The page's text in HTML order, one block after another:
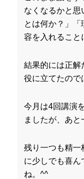
なくなるかと思
とは何か？」
容を入れること
結果的には正解
役に立てたので
今月は4回講演
ましたが、あと
残り一つも精一
に少しでも喜ん
ね。^^